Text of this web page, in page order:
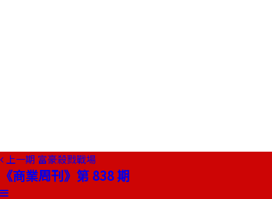
上一期 富豪殺戮戰場
《商業周刊》第 838 期